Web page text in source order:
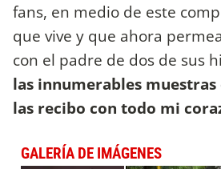
fans, en medio de este
que vive y que ahora
con el padre de dos de sus
las innumerables
las recibo con todo mi
GALERÍA DE IMÁGENES